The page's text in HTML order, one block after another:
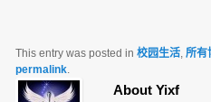
This entry was posted in 校园生活, 所有
permalink.
About Yixf